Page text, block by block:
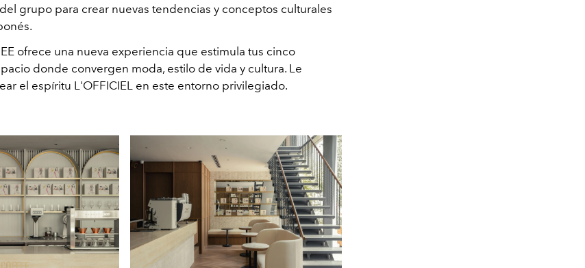
grupo para crear nuevas tendencias y conceptos culturales
ofrece una nueva experiencia que estimula tus cinco
donde convergen moda, estilo de vida y cultura. Le
el espíritu L'OFFICIEL en este entorno privilegiado.